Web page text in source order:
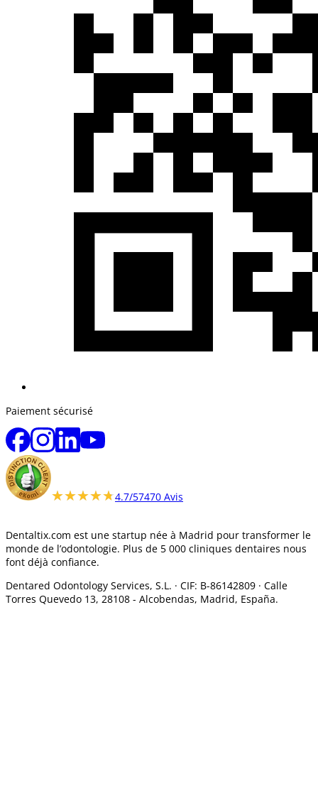
Paiement sécurisé
★★★★★
★★★★★4.7/57470 Avis
Dentaltix.com est une startup née à Madrid pour transformer le
monde de l’odontologie. Plus de 5 000 cliniques dentaires nous
font déjà confiance.
Dentared Odontology Services, S.L. · CIF: B-86142809 · Calle
Torres Quevedo 13, 28108 - Alcobendas, Madrid, España.